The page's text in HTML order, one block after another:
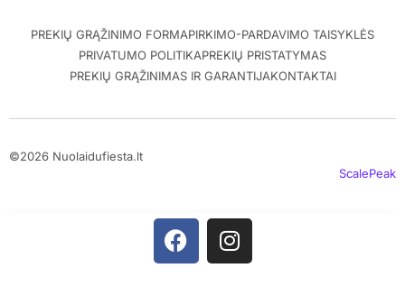
PREKIŲ GRĄŽINIMO FORMAPIRKIMO-PARDAVIMO TAISYKLĖS
PRIVATUMO POLITIKAPREKIŲ PRISTATYMAS
PREKIŲ GRĄŽINIMAS IR GARANTIJAKONTAKTAI
©2026 Nuolaidufiesta.lt
ScalePeak